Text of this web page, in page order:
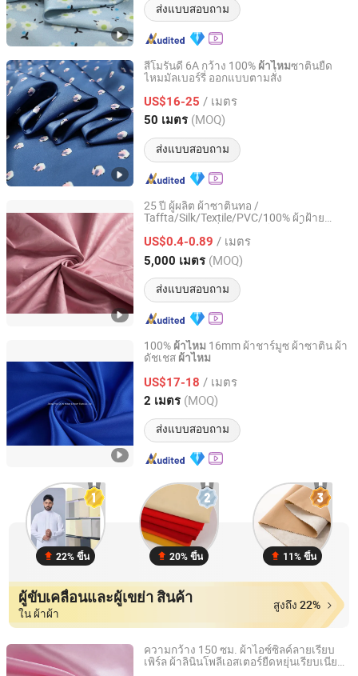
ส่งแบบสอบถาม
สีโมรันดี 6A กว้าง 100% ผ้าไหมซาตินยืด
ไหมมัลเบอร์รี่ ออกแบบตามสั่ง
US$16-25 / เมตร
50 เมตร (MOQ)
ส่งแบบสอบถาม
Hangzhou Diecai Silk Co. Ltd
Zhejiang, China อัตราจาก 2022
25 ปี ผู้ผลิต ผ้าซาตินทอ /
Taffta/Silk/Textile/PVC/100% ผ้าฝ้าย
ผ้าปูที่นอน ผ้าม่าน สิ่งทอในบ้าน / ผ้ากำมะหยี่
US$0.4-0.89 / เมตร
5,000 เมตร (MOQ)
ส่งแบบสอบถาม
Changxing Binhu Textile Co., Ltd.
Zhejiang, China อัตราจาก 2023
100% ผ้าไหม 16mm ผ้าชาร์มูซ ผ้าซาติน ผ้า
ดัชเชส ผ้าไหม
US$17-18 / เมตร
2 เมตร (MOQ)
ส่งแบบสอบถาม
Zhang Zhou DITAI Import & Export Trade Co., Ltd.
Fujian, China อัตราจาก 2018
22% ขึ้น 20% ขึ้น 11% ขึ้น
ผู้ขับเคลื่อนและผู้เขย่า สินค้า
ใน ผ้าผ้า
สูงถึง 22%
ความกว้าง 150 ซม. ผ้าไอซ์ซิลค์ลายเรียบ
เพิร์ล ผ้าลินินโพลีเอสเตอร์ยืดหยุ่นเรียบเนียน
Ningbo DH Textile Industry&Trade Co., Ltd.